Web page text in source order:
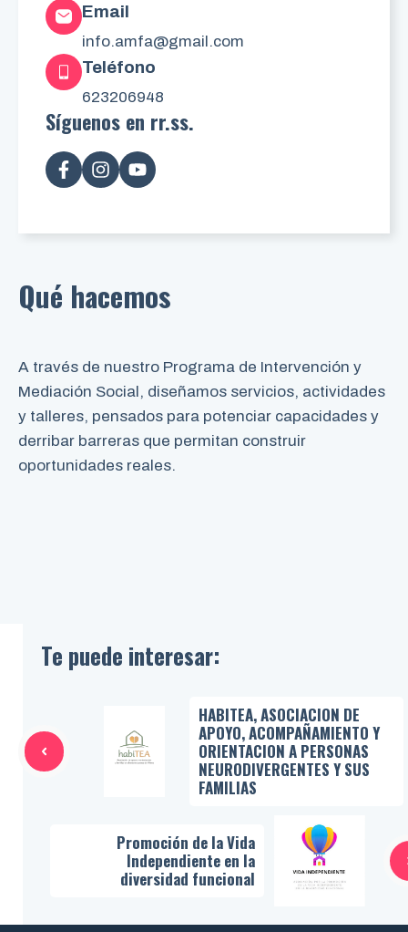
Email
info.amfa@gmail.com
Teléfono
623206948
Síguenos en rr.ss.
Qué hacemos
A través de nuestro Programa de Intervención y
Mediación Social, diseñamos servicios, actividades
y talleres, pensados para potenciar capacidades y
derribar barreras que permitan construir
oportunidades reales.
Te puede interesar:
HABITEA, ASOCIACION DE
APOYO, ACOMPAÑAMIENTO Y
ORIENTACION A PERSONAS
NEURODIVERGENTES Y SUS
FAMILIAS
Promoción de la Vida
Independiente en la
diversidad funcional